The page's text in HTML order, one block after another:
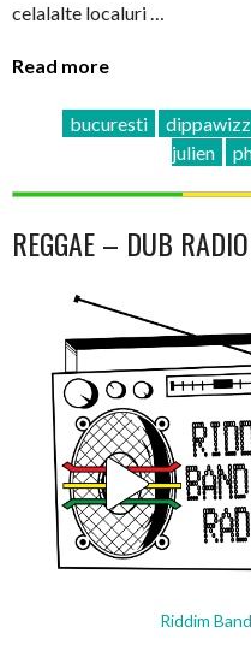
celalalte localuri …
Read more
bucuresti dippawizz
julien
REGGAE – DUB
Riddim